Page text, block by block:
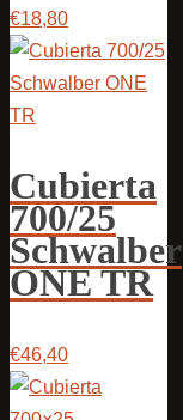
€18,80
Cubierta
700/25
Schwalber
ONE TR
€46,40